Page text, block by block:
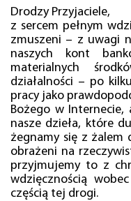
Drodzy Przyjaciele,
z sercem pełnym
zmuszeni – z uwagi
naszych kont
materialnych
działalności – po
pracy jako
Bożego w
nasze dzieła, które
żegnamy się z żalem
obrażeni na
przyjmujemy to z
wdzięcznością
częścią tej drogi.